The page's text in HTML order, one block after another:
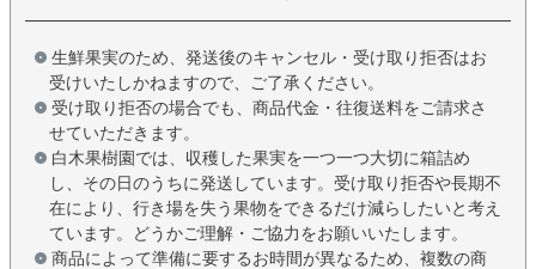
生鮮果実のため、発送後のキャンセル・受け取り拒否はお
受けいたしかねますので、ご了承ください。
受け取り拒否の場合でも、商品代金・往復送料をご請求さ
せていただきます。
白木果樹園では、収穫した果実を一つ一つ大切に箱詰め
し、その日のうちに発送しています。受け取り拒否や長期不
在により、行き場を失う果物をできるだけ減らしたいと考え
ています。どうかご理解・ご協力をお願いいたします。
商品によって準備に要するお時間が異なるため、複数の商